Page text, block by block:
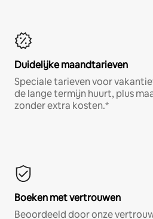
Duidelijke maandtarieven
Speciale tarieven voor
de lange termijn huurt, plus
zonder extra kosten.*
Boeken met vertrouwen
Beoordeeld door onze